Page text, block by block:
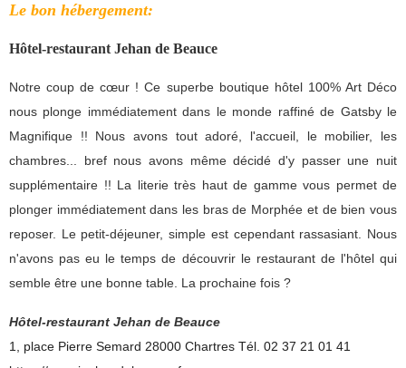
Le bon hébergement:
Hôtel-restaurant Jehan de Beauce
Notre coup de cœur ! Ce superbe boutique hôtel 100% Art Déco
nous plonge immédiatement dans le monde raffiné de Gatsby le
Magnifique !! Nous avons tout adoré, l'accueil, le mobilier, les
chambres... bref nous avons même décidé d'y passer une nuit
supplémentaire !! La literie très haut de gamme vous permet de
plonger immédiatement dans les bras de Morphée et de bien vous
reposer. Le petit-déjeuner, simple est cependant rassasiant. Nous
n'avons pas eu le temps de découvrir le restaurant de l'hôtel qui
semble être une bonne table. La prochaine fois ?
Hôtel-restaurant Jehan de Beauce
1, place Pierre Semard 28000 Chartres Tél. 02 37 21 01 41